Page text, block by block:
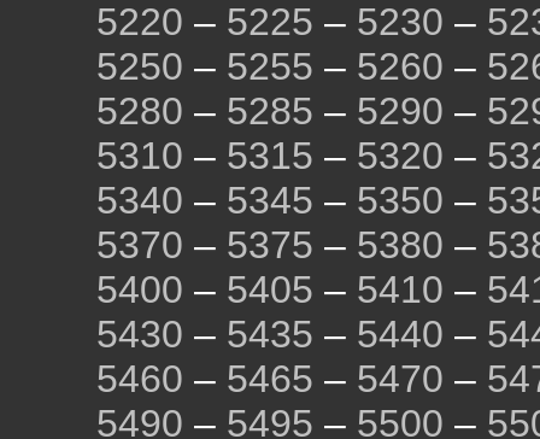
5220 – 5225 – 5230 –
5250 – 5255 – 5260 –
5280 – 5285 – 5290 –
5310 – 5315 – 5320 –
5340 – 5345 – 5350 –
5370 – 5375 – 5380 –
5400 – 5405 – 5410 –
5430 – 5435 – 5440 –
5460 – 5465 – 5470 –
5490 – 5495 – 5500 –